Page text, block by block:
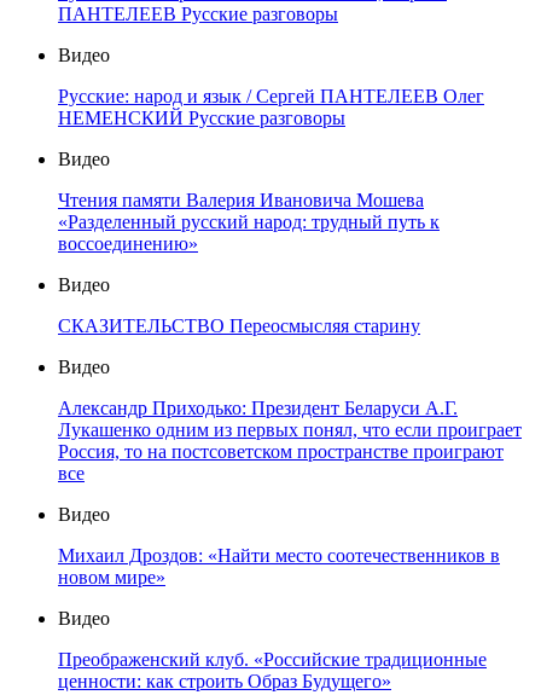
ПАНТЕЛЕЕВ Русские разговоры
Видео
Русские: народ и язык / Сергей ПАНТЕЛЕЕВ Олег
НЕМЕНСКИЙ Русские разговоры
Видео
Чтения памяти Валерия Ивановича Мошева
«Разделенный русский народ: трудный путь к
воссоединению»
Видео
СКАЗИТЕЛЬСТВО Переосмысляя старину
Видео
Александр Приходько: Президент Беларуси А.Г.
Лукашенко одним из первых понял, что если проиграет
Россия, то на постсоветском пространстве проиграют
все
Видео
Михаил Дроздов: «Найти место соотечественников в
новом мире»
Видео
Преображенский клуб. «Российские традиционные
ценности: как строить Образ Будущего»